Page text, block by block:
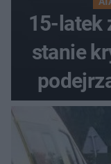
15-latek
stanie